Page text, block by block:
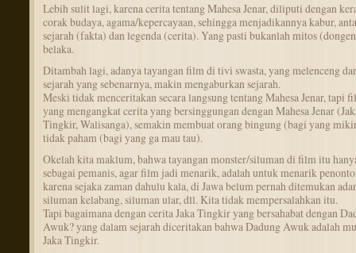
Lebih sulit lagi, karena cerita tentang Mahesa Jenar, diliputi dengan
corak budaya, agama/kepercayaan, sehingga menjadikannya kabur,
sejarah (fakta) dan legenda (cerita). Yang pasti bukanlah mitos
belaka.
Ditambah lagi, adanya tayangan film di tivi swasta, yang melenceng
sejarah yang sebenarnya, makin mengaburkan sejarah.
Meski tidak menceritakan secara langsung tentang Mahesa Jenar, tapi
yang mengangkat cerita yang bersinggungan dengan Mahesa Jenar
Tingkir, Walisanga), semakin membuat orang bingung (bagi yang
tidak paham (bagi yang ga mau tau).
Okelah kita maklum, bahwa tayangan monster/siluman di film itu
sebagai pemanis, agar film jadi menarik, adalah untuk menarik
karena sejaka zaman dahulu kala, di Jawa belum pernah ditemukan
siluman kelabang, siluman ular, dll. Kita tidak mempersalahkan itu.
Tapi bagaimana dengan cerita Jaka Tingkir yang bersahabat dengan
Awuk? yang dalam sejarah diceritakan bahwa Dadung Awuk adalah
Jaka Tingkir.